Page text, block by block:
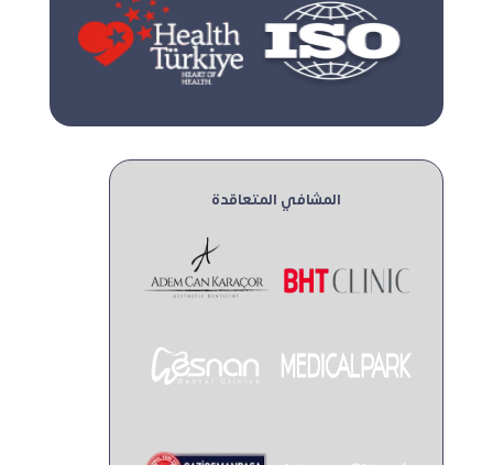
المشافي المتعاقدة